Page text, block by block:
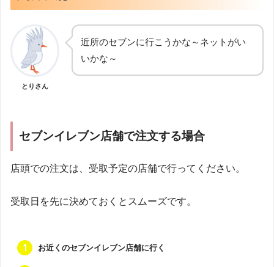
とりさん
近所のセブンに行こうかな～ネットがい
いかな～
セブンイレブン店舗で注文する場合
店頭での注文は、受取予定の店舗で行ってください。
受取日を先に決めておくとスムーズです。
お近くのセブンイレブン店舗に行く